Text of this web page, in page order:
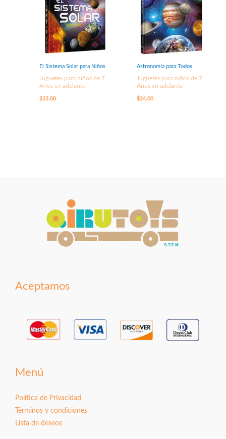
El Sistema Solar para Niños
Juguetes para niños de 7
Años en adelante
$23.00
Astronomía para Todos
Juguetes para niños de 7
Años en adelante
$24.00
Aceptamos
Menú
Política de Privacidad
Términos y condiciones
Lista de deseos